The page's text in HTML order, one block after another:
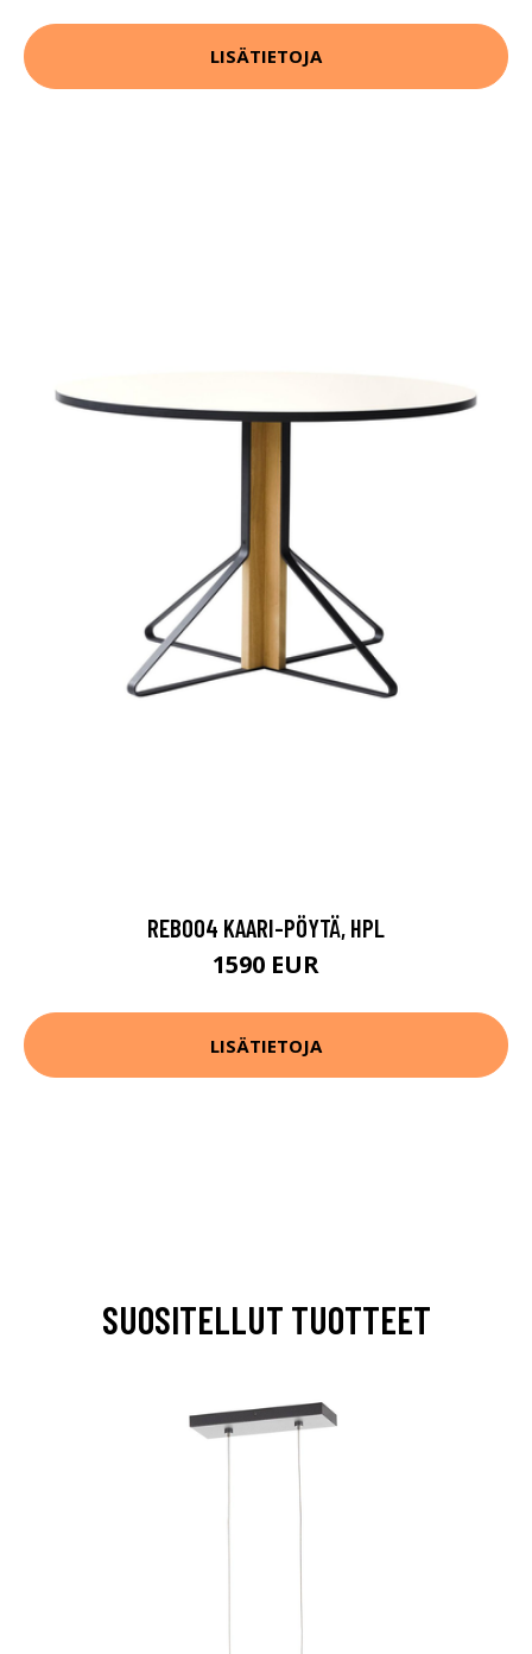
LISÄTIETOJA
REB004 KAARI-PÖYTÄ, HPL
1590 EUR
LISÄTIETOJA
SUOSITELLUT TUOTTEET